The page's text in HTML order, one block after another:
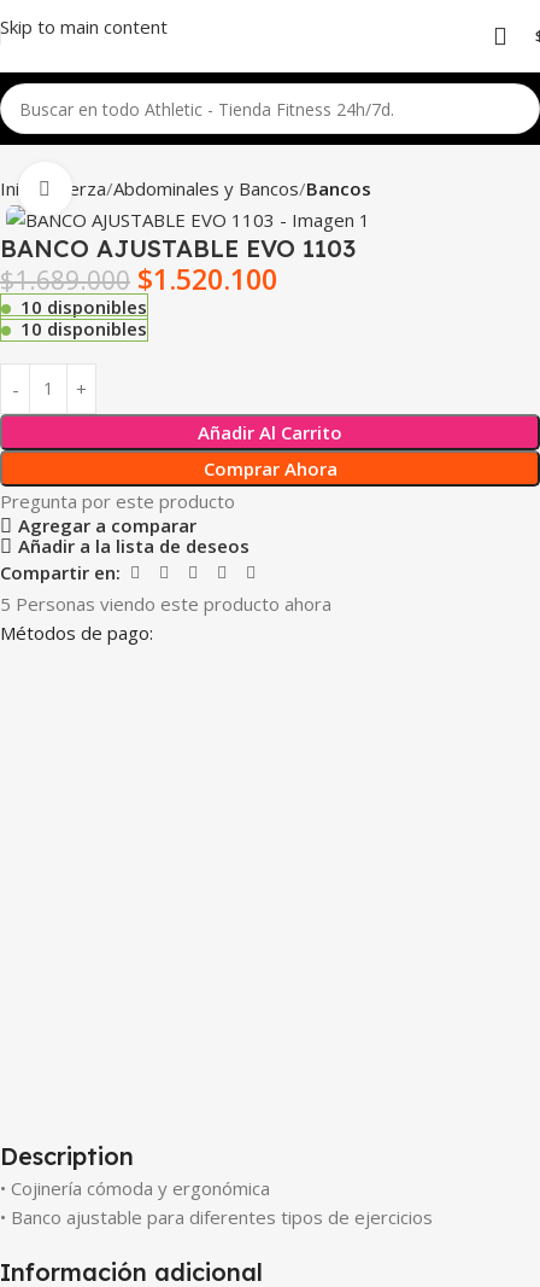
Skip to main content
Inicio Fuerza Abdominales y Bancos Bancos
Click para agrandar
BANCO AJUSTABLE EVO 1103
$1.689.000 $1.520.100
10 disponibles
10 disponibles
Añadir Al Carrito
Comprar Ahora
Pregunta por este producto
Agregar a comparar
Añadir a la lista de deseos
Compartir en:
5 Personas viendo este producto ahora
Métodos de pago:
Description
• Cojinería cómoda y ergonómica
• Banco ajustable para diferentes tipos de ejercicios
Información adicional